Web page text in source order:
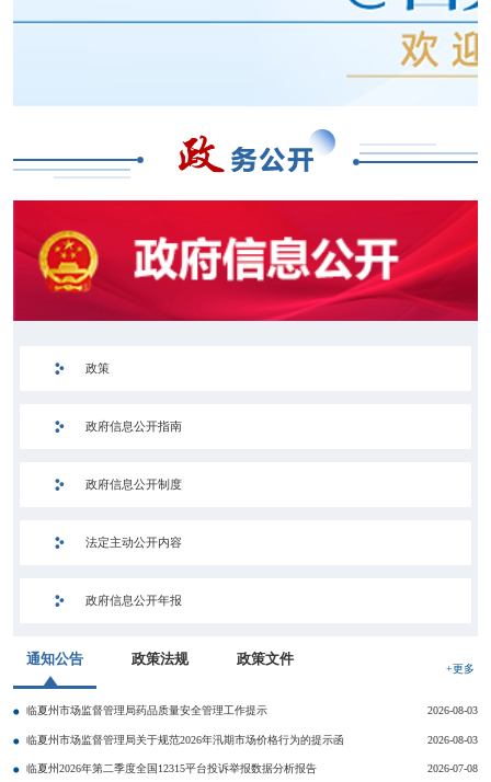
政策
政府信息公开指南
政府信息公开制度
法定主动公开内容
政府信息公开年报
通知公告 政策法规 政策文件
+更多
临夏州市场监督管理局药品质量安全管理工作提示 2026-08-03
临夏州市场监督管理局关于规范2026年汛期市场价格行为的提示函 2026-08-03
临夏州2026年第二季度全国12315平台投诉举报数据分析报告 2026-07-08